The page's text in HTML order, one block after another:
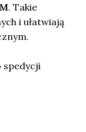
. Takie
i ułatwiają
spedycji